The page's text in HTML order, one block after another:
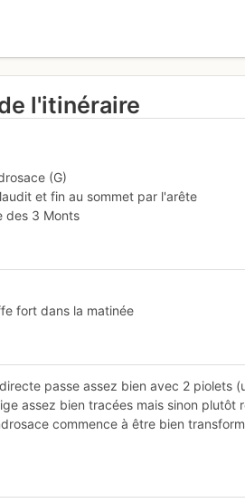
l'itinéraire
(G)
et fin au sommet par l'arête
des 3 Monts
fort dans la matinée
passe assez bien avec 2 piolets
assez bien tracées mais sinon plutôt
commence à être bien